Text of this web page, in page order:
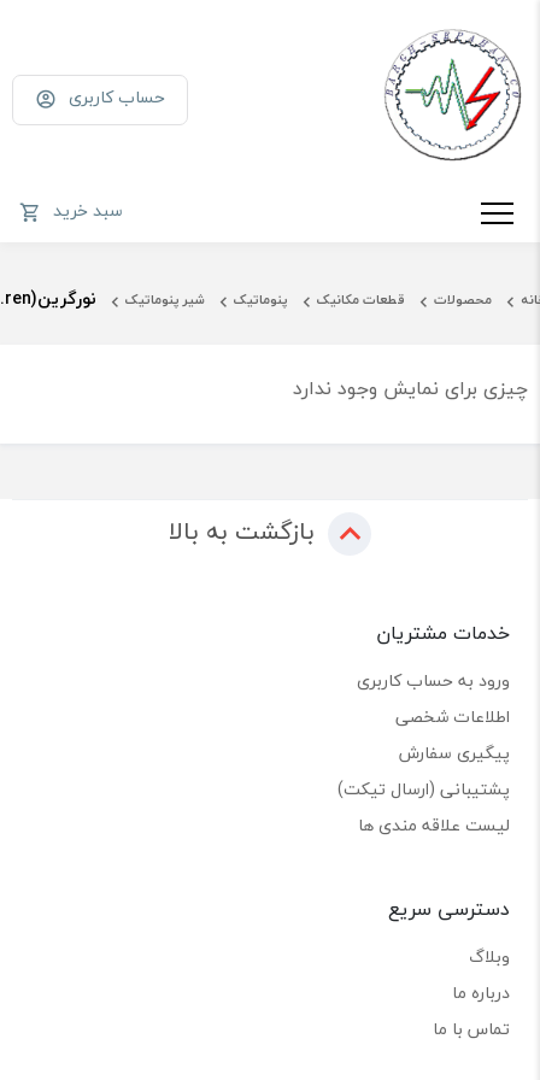
حساب کاربری
سبد خرید
محصولات قطعات مکانیک پنوماتیک شیر پنوماتیک نورگرین(Norgren)
چیزی برای نمایش وجود ندارد
بازگشت به بالا
خدمات مشتریان
ورود به حساب کاربری
اطلاعات شخصی
پیگیری سفارش
پشتیبانی (ارسال تیکت)
لیست علاقه مندی ها
دسترسی سریع
وبلاگ
درباره ما
تماس با ما